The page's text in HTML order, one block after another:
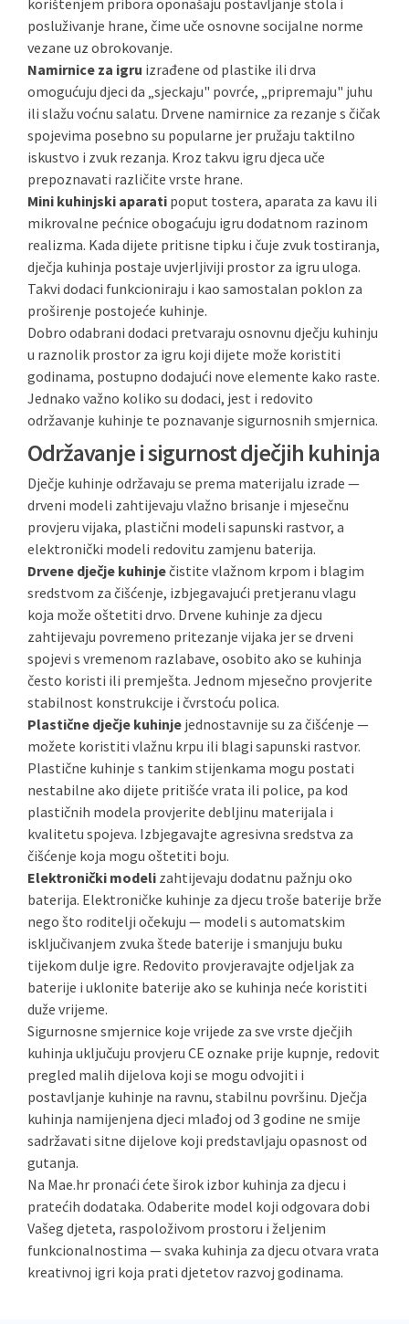
korištenjem pribora oponašaju postavljanje stola i
posluživanje hrane, čime uče osnovne socijalne norme
vezane uz obrokovanje.
Namirnice za igru izrađene od plastike ili drva
omogućuju djeci da „sjeckaju" povrće, „pripremaju" juhu
ili slažu voćnu salatu. Drvene namirnice za rezanje s čičak
spojevima posebno su popularne jer pružaju taktilno
iskustvo i zvuk rezanja. Kroz takvu igru djeca uče
prepoznavati različite vrste hrane.
Mini kuhinjski aparati poput tostera, aparata za kavu ili
mikrovalne pećnice obogaćuju igru dodatnom razinom
realizma. Kada dijete pritisne tipku i čuje zvuk tostiranja,
dječja kuhinja postaje uvjerljiviji prostor za igru uloga.
Takvi dodaci funkcioniraju i kao samostalan poklon za
proširenje postojeće kuhinje.
Dobro odabrani dodaci pretvaraju osnovnu dječju kuhinju
u raznolik prostor za igru koji dijete može koristiti
godinama, postupno dodajući nove elemente kako raste.
Jednako važno koliko su dodaci, jest i redovito
održavanje kuhinje te poznavanje sigurnosnih smjernica.
Održavanje i sigurnost dječjih kuhinja
Dječje kuhinje održavaju se prema materijalu izrade —
drveni modeli zahtijevaju vlažno brisanje i mjesečnu
provjeru vijaka, plastični modeli sapunski rastvor, a
elektronički modeli redovitu zamjenu baterija.
Drvene dječje kuhinječistite vlažnom krpom i blagim
sredstvom za čišćenje, izbjegavajući pretjeranu vlagu
koja može oštetiti drvo. Drvene kuhinje za djecu
zahtijevaju povremeno pritezanje vijaka jer se drveni
spojevi s vremenom razlabave, osobito ako se kuhinja
često koristi ili premješta. Jednom mjesečno provjerite
stabilnost konstrukcije i čvrstoću polica.
Plastične dječje kuhinje jednostavnije su za čišćenje —
možete koristiti vlažnu krpu ili blagi sapunski rastvor.
Plastične kuhinje s tankim stijenkama mogu postati
nestabilne ako dijete pritišće vrata ili police, pa kod
plastičnih modela provjerite debljinu materijala i
kvalitetu spojeva. Izbjegavajte agresivna sredstva za
čišćenje koja mogu oštetiti boju.
Elektronički modeli zahtijevaju dodatnu pažnju oko
baterija. Elektroničke kuhinje za djecu troše baterije brže
nego što roditelji očekuju — modeli s automatskim
isključivanjem zvuka štede baterije i smanjuju buku
tijekom dulje igre. Redovito provjeravajte odjeljak za
baterije i uklonite baterije ako se kuhinja neće koristiti
duže vrijeme.
Sigurnosne smjernice koje vrijede za sve vrste dječjih
kuhinja uključuju provjeru CE oznake prije kupnje, redovit
pregled malih dijelova koji se mogu odvojiti i
postavljanje kuhinje na ravnu, stabilnu površinu. Dječja
kuhinja namijenjena djeci mlađoj od 3 godine ne smije
sadržavati sitne dijelove koji predstavljaju opasnost od
gutanja.
Na Mae.hr pronaći ćete širok izbor kuhinja za djecu i
pratećih dodataka. Odaberite model koji odgovara dobi
Vašeg djeteta, raspoloživom prostoru i željenim
funkcionalnostima — svaka kuhinja za djecu otvara vrata
kreativnoj igri koja prati djetetov razvoj godinama.